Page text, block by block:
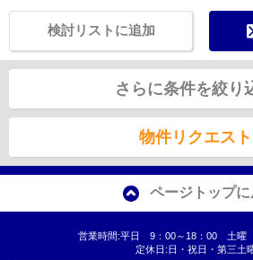
検討リストに追加
さらに条件を絞り
物件リクエスト
ページトップに
営業時間:平日 9：00～18：00 土曜
定休日:日・祝日・第三土